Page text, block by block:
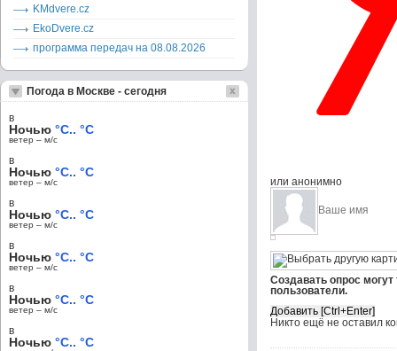
или анонимно
Создавать опрос
пользователи.
Никто ещё не оставил
KMdvere.cz
EkoDvere.cz
программа передач на 08.08.2026
Погода в Москве - сегодня
в
Ночью °C.. °C
ветер – м/c
в
Ночью °C.. °C
ветер – м/c
в
Ночью °C.. °C
ветер – м/c
в
Ночью °C.. °C
ветер – м/c
в
Ночью °C.. °C
ветер – м/c
в
Ночью °C.. °C